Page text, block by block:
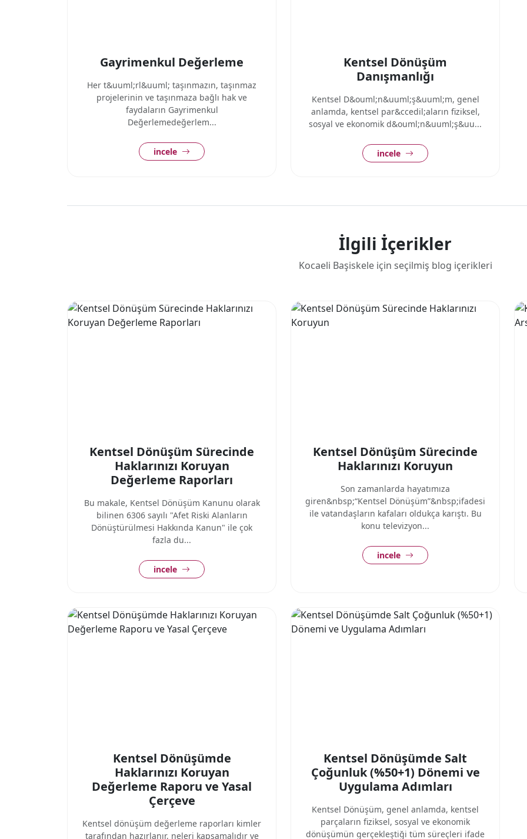
Gayrimenkul Değerleme
Her t&uuml;rl&uuml; taşınmazın, taşınmaz
projelerinin ve taşınmaza bağlı hak ve
faydaların Gayrimenkul
Değerlemedeğerlem...
incele
Kentsel Dönüşüm
Danışmanlığı
Kentsel D&ouml;n&uuml;ş&uuml;m, genel
anlamda, kentsel par&ccedil;aların fiziksel,
sosyal ve ekonomik d&ouml;n&uuml;ş&uu...
incele
İlgili İçerikler
Kocaeli Başiskele için seçilmiş blog içerikleri
Kentsel Dönüşüm Sürecinde
Haklarınızı Koruyan
Değerleme Raporları
Bu makale, Kentsel Dönüşüm Kanunu olarak
bilinen 6306 sayılı "Afet Riski Alanların
Dönüştürülmesi Hakkında Kanun" ile çok
fazla du...
incele
Kentsel Dönüşüm Sürecinde
Haklarınızı Koruyun
Son zamanlarda hayatımıza
giren&nbsp;“Kentsel Dönüşüm”&nbsp;ifadesi
ile vatandaşların kafaları oldukça karıştı. Bu
konu televizyon...
incele
Kentsel Dönüşümde
Haklarınızı Koruyan
Değerleme Raporu ve Yasal
Çerçeve
Kentsel dönüşüm değerleme raporları kimler
tarafından hazırlanır, neleri kapsamalıdır ve
Kentsel Dönüşümde Salt
Çoğunluk (%50+1) Dönemi ve
Uygulama Adımları
Kentsel Dönüşüm, genel anlamda, kentsel
parçaların fiziksel, sosyal ve ekonomik
dönüşümün gerçekleştiği tüm süreçleri ifade